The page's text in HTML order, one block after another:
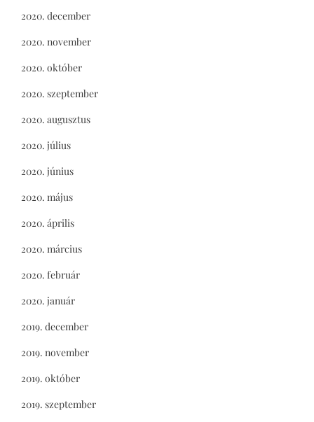
2020. december
2020. november
2020. október
2020. szeptember
2020. augusztus
2020. július
2020. június
2020. május
2020. április
2020. március
2020. február
2020. január
2019. december
2019. november
2019. október
2019. szeptember